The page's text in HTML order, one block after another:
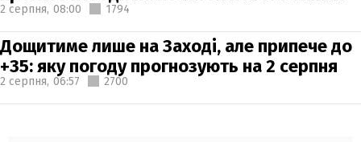
2 серпня, 08:00 1794
Дощитиме лише на Заході, але припече до
+35: яку погоду прогнозують на 2 серпня
2 серпня, 06:57 2700